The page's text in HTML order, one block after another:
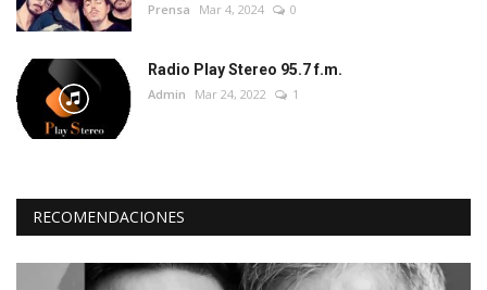
Prensa Mar 4, 2024 0
Radio Play Stereo 95.7 f.m.
Admin Mar 24, 2022 1
RECOMENDACIONES